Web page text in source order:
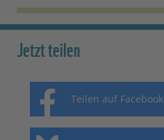
Jetzt teilen
Teilen auf Facebook